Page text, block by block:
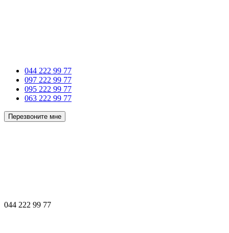
044 222 99 77
097 222 99 77
095 222 99 77
063 222 99 77
Перезвоните мне
044 222 99 77